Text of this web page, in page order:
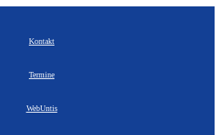
Kontakt
Termine
WebUntis